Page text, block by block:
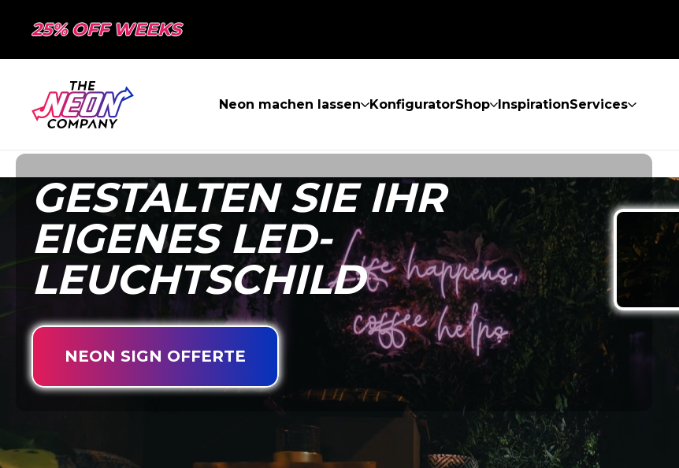
25% OFF WEEKS
Neon machen lassen KonfiguratorShop InspirationServices
GESTALTEN SIE IHR
EIGENES LED-
LEUCHTSCHILD
NEON SIGN OFFERTE